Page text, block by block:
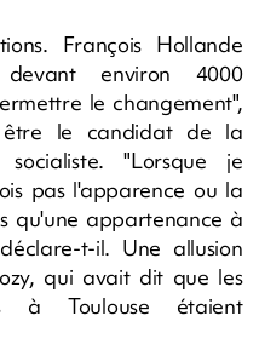
François Hollande
environ 4000
le changement",
le candidat de la
"Lorsque je
pas l'apparence ou la
qu'une appartenance à
t-il. Une allusion
qui avait dit que les
à Toulouse étaient